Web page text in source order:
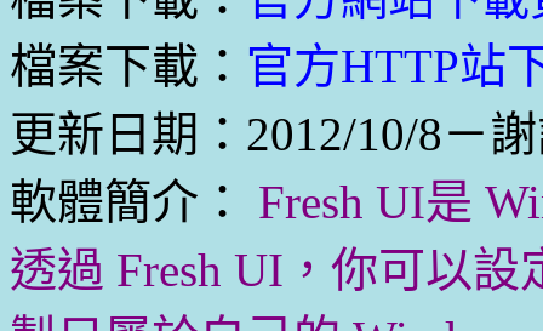
檔案下載： 官方HTTP站
更新日期：2012/10/8－
軟體簡介：
Fresh UI是
透過 Fresh UI，你可以